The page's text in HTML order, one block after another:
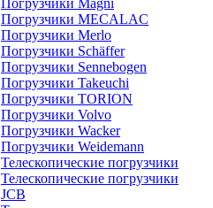
Погрузчики Magni
Погрузчики MECALAC
Погрузчики Merlo
Погрузчики Schäffer
Погрузчики Sennebogen
Погрузчики Takeuchi
Погрузчики TORION
Погрузчики Volvo
Погрузчики Wacker
Погрузчики Weidemann
Телескопические погрузчики
Телескопические погрузчики
JCB